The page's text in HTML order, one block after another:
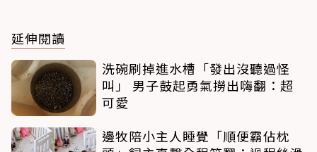
延伸閱讀
洗碗刷掉進水槽「發出沒聽過怪
叫」 男子鼓起勇氣撈出嗨翻：超
可愛
邊牧陪小主人睡覺「順便霸佔枕